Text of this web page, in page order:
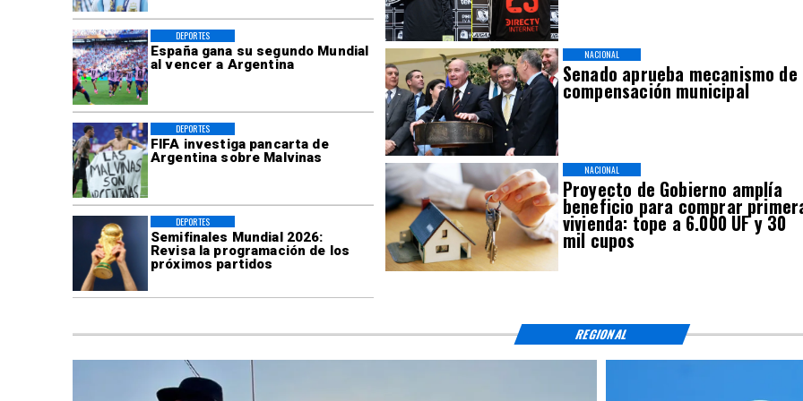
España gana su segundo Mundial
al vencer a Argentina
DEPORTES
FIFA investiga pancarta de
Argentina sobre Malvinas
DEPORTES
Semifinales Mundial 2026:
Revisa la programación de los
próximos partidos
DEPORTES
Senado aprueba mecanismo de
compensación municipal
NACIONAL
Proyecto de Gobierno amplía
beneficio para comprar
vivienda: tope a 6.000 UF y 30
mil cupos
NACIONAL
REGIONAL